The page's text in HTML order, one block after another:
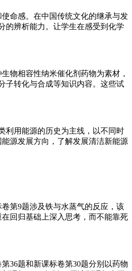
命感。在中国传统文化的继承与发
的辨析能力。让学生在感受到化学
物相容性纳米催化剂药物为素材，
子转化与合成等知识内容。这些试
用能源的历史为主线，以不同时
源发展方向，了解发展清洁新能源
第9题涉及铁与水蒸气的反应，该
回归基础上深入思考，而不能靠死
36题和新课标卷第30题分别以药物